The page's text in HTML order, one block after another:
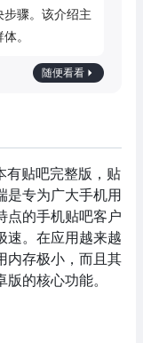
骤。该介绍主
。
随便看看
有贴吧完整版，贴
是专为广大手机用
点的手机贴吧客户
速。在应用越来越
内存极小，而且其
的核心功能。